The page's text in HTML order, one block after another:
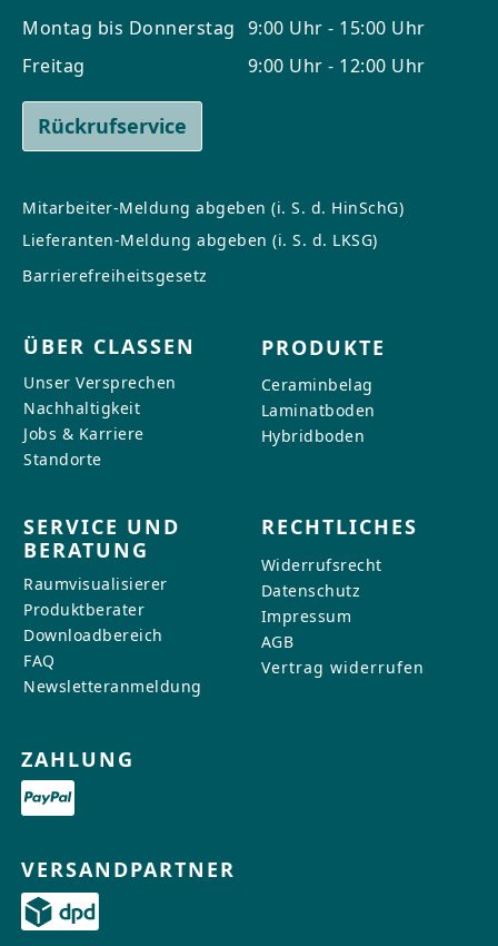
Montag bis Donnerstag
Freitag
9:00 Uhr - 15:00 Uhr
9:00 Uhr - 12:00 Uhr
Rückrufservice
Mitarbeiter-Meldung abgeben (i. S. d. HinSchG)
Lieferanten-Meldung abgeben (i. S. d. LKSG)
Barrierefreiheitsgesetz
ÜBER CLASSEN
Unser Versprechen
Nachhaltigkeit
Jobs & Karriere
Standorte
PRODUKTE
Ceraminbelag
Laminatboden
Hybridboden
SERVICE UND
BERATUNG
Raumvisualisierer
Produktberater
Downloadbereich
FAQ
Newsletteranmeldung
RECHTLICHES
Widerrufsrecht
Datenschutz
Impressum
AGB
Vertrag widerrufen
ZAHLUNG
VERSANDPARTNER